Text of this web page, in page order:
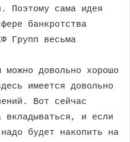
Поэтому сама идея
банкротства
Групп весьма
довольно хорошо
имеется довольно
Вот сейчас
и если
будет накопить на